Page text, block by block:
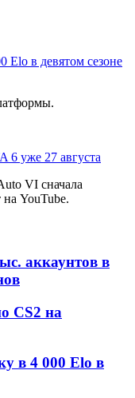
Elo в девятом сезоне
6 уже 27 августа
VI сначала
YouTube.
аккаунтов в
CS2 на
в 4 000 Elo в